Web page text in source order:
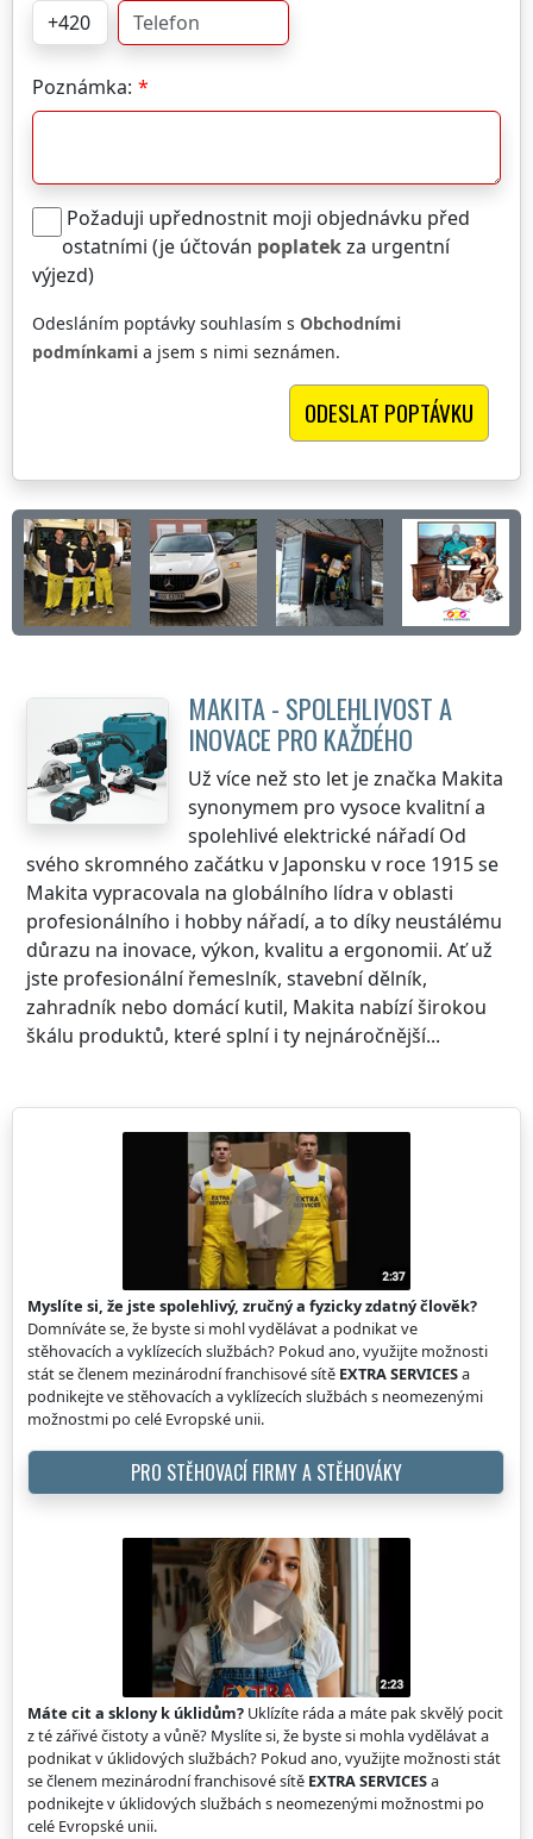
Poznámka:
Požaduji upřednostnit moji objednávku před
ostatními (je účtován poplatekza urgentní
výjezd)
Odesláním poptávky souhlasím s Obchodními
podmínkami a jsem s nimi seznámen.
MAKITA - SPOLEHLIVOST A
INOVACE PRO KAŽDÉHO
Už více než sto let je značka Makita
synonymem pro vysoce kvalitní a
spolehlivé elektrické nářadí Od
svého skromného začátku v Japonsku v roce 1915 se
Makita vypracovala na globálního lídra v oblasti
profesionálního i hobby nářadí, a to díky neustálému
důrazu na inovace, výkon, kvalitu a ergonomii. Ať už
jste profesionální řemeslník, stavební dělník,
zahradník nebo domácí kutil, Makita nabízí širokou
škálu produktů, které splní i ty nejnáročnější...
Myslíte si, že jste spolehlivý, zručný a fyzicky zdatný člověk?
Domníváte se, že byste si mohl vydělávat a podnikat ve
stěhovacích a vyklízecích službách? Pokud ano, využijte možnosti
stát se členem mezinárodní franchisové sítě EXTRA SERVICESa
podnikejte ve stěhovacích a vyklízecích službách s neomezenými
možnostmi po celé Evropské unii.
PRO STĚHOVACÍ FIRMY A STĚHOVÁKY
Máte cit a sklony k úklidům? Uklízíte ráda a máte pak skvělý pocit
z té zářivé čistoty a vůně? Myslíte si, že byste si mohla vydělávat a
podnikat v úklidových službách? Pokud ano, využijte možnosti stát
se členem mezinárodní franchisové sítě EXTRA SERVICESa
podnikejte v úklidových službách s neomezenými možnostmi po
celé Evropské unii.